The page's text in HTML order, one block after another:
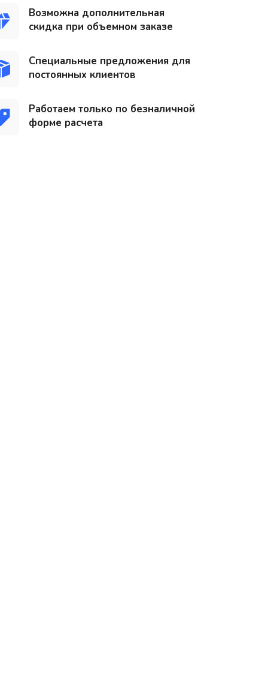
Возможна дополнительная
скидка при объемном заказе
Специальные предложения для
постоянных клиентов
Работаем только по безналичной
форме расчета